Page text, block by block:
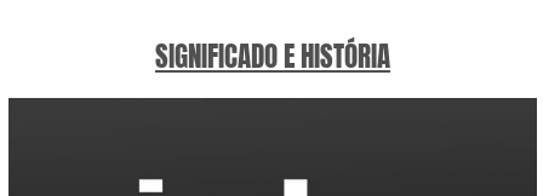
SIGNIFICADO E HISTÓRIA